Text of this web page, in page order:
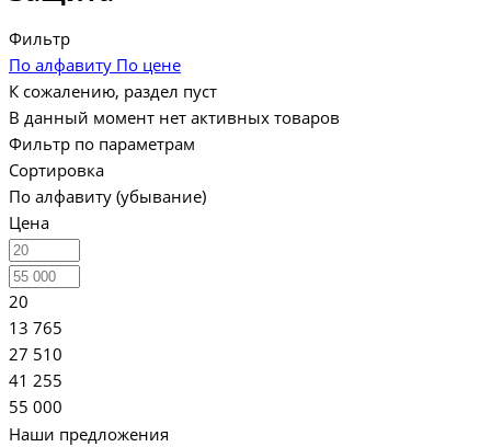
Фильтр
По алфавиту По цене
К сожалению, раздел пуст
В данный момент нет активных товаров
Фильтр по параметрам
Сортировка
По алфавиту (убывание)
Цена
20
13 765
27 510
41 255
55 000
Наши предложения